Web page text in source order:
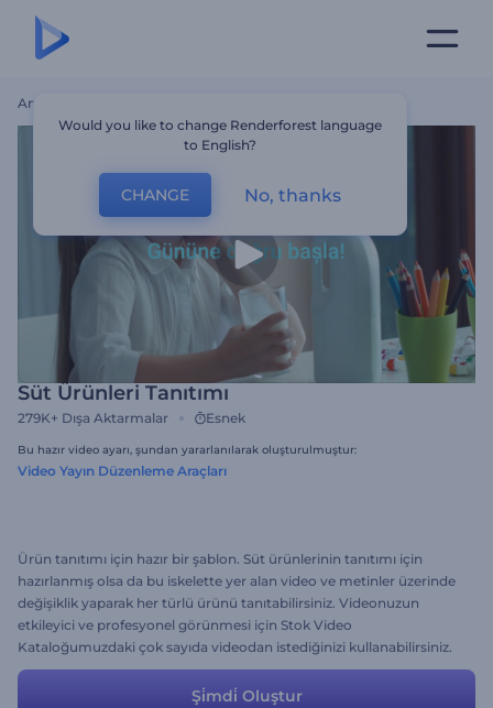
Ana Sayfa
Süt Ürünleri Tanıtımı
279K+ Dışa Aktarmalar Esnek
Bu hazır video ayarı, şundan yararlanılarak oluşturulmuştur:
Video Yayın Düzenleme Araçları
Ürün tanıtımı için hazır bir şablon. Süt ürünlerinin tanıtımı için
hazırlanmış olsa da bu iskelette yer alan video ve metinler üzerinde
değişiklik yaparak her türlü ürünü tanıtabilirsiniz. Videonuzun
etkileyici ve profesyonel görünmesi için Stok Video
Kataloğumuzdaki çok sayıda videodan istediğinizi kullanabilirsiniz.
Şi̇mdi̇ Oluştur
Would you like to change Renderforest language
to English?
CHANGE No, thanks